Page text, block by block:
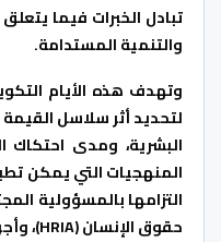
تبادل الخبرات فيما
والتنمية المستدامة.
وتهدف هذه الأيام
لتحديد أثر سلاسل
البشرية، ومدى احتكاك
المنهجيات التي يمكن
التزامها بالمسؤولية
حقوق الإنسان (HRIA)، وأجر المعيشة (living income).